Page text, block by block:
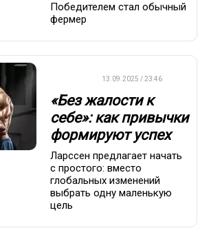
Победителем стал обычный
фермер
13.09.2025 / 23:46
«Без жалости к
себе»: как привычки
формируют успех
Ларссен предлагает начать
с простого: вместо
глобальных изменений
выбрать одну маленькую
цель